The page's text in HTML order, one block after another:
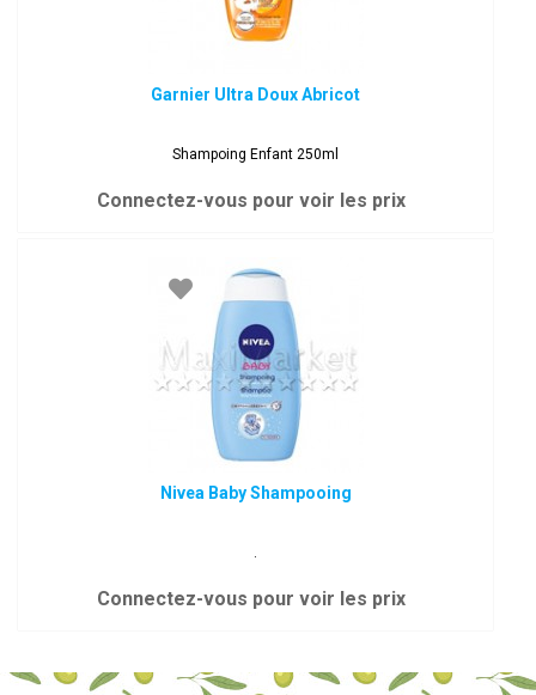
Garnier Ultra Doux Abricot
Shampoing Enfant 250ml
Connectez-vous pour voir les prix
Nivea Baby Shampooing
.
Connectez-vous pour voir les prix